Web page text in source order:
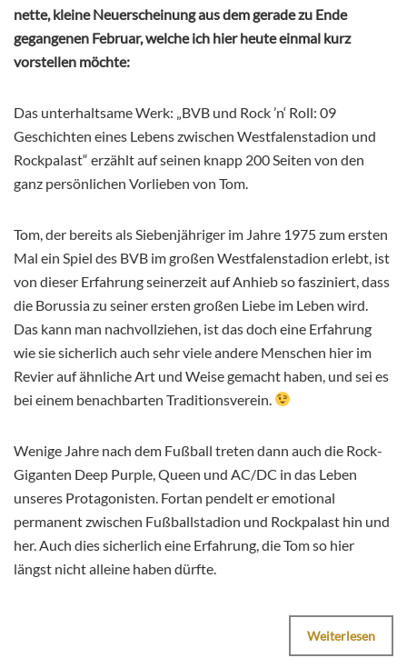
nette, kleine Neuerscheinung aus dem gerade zu Ende
gegangenen Februar, welche ich hier heute einmal kurz
vorstellen möchte:
Das unterhaltsame Werk: „BVB und Rock ’n‘ Roll: 09
Geschichten eines Lebens zwischen Westfalenstadion und
Rockpalast“ erzählt auf seinen knapp 200 Seiten von den
ganz persönlichen Vorlieben von Tom.
Tom, der bereits als Siebenjähriger im Jahre 1975 zum ersten
Mal ein Spiel des BVB im großen Westfalenstadion erlebt, ist
von dieser Erfahrung seinerzeit auf Anhieb so fasziniert, dass
die Borussia zu seiner ersten großen Liebe im Leben wird.
Das kann man nachvollziehen, ist das doch eine Erfahrung
wie sie sicherlich auch sehr viele andere Menschen hier im
Revier auf ähnliche Art und Weise gemacht haben, und sei es
bei einem benachbarten Traditionsverein.
Wenige Jahre nach dem Fußball treten dann auch die Rock-
Giganten Deep Purple, Queen und AC/DC in das Leben
unseres Protagonisten. Fortan pendelt er emotional
permanent zwischen Fußballstadion und Rockpalast hin und
her. Auch dies sicherlich eine Erfahrung, die Tom so hier
längst nicht alleine haben dürfte.
Weiterlesen